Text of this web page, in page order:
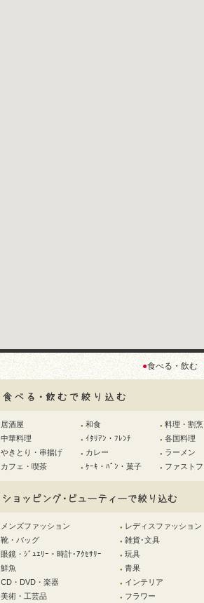
●食べる・飲
居酒屋
中華料理
やきとり・串揚げ
カフェ・喫茶
● 和食
● ｲﾀﾘｱﾝ・ﾌﾚﾝﾁ
● カレー
● ｹｰｷ・ﾊﾟﾝ・菓子
● 料理・割烹
● 各国料理
● ラーメン
● ファスト
メンズファッション
靴・バッグ
眼鏡・ｼﾞｭｴﾘｰ・時計･ｱｸｾｻﾘｰ
鮮魚
CD・DVD・楽器
美術・工芸品
● レディスファッション
● 雑貨･文具
● 玩具
● 青果
● インテリア
● フラワー